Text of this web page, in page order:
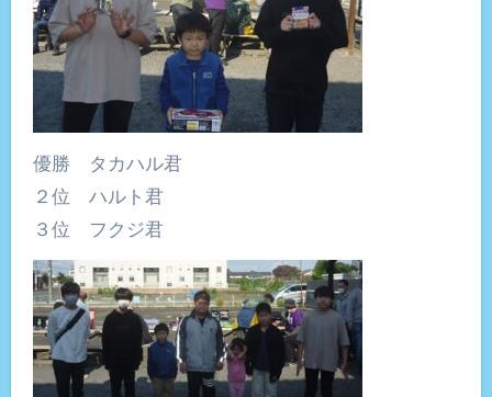
優勝 タカハル君
２位 ハルト君
３位 フクジ君